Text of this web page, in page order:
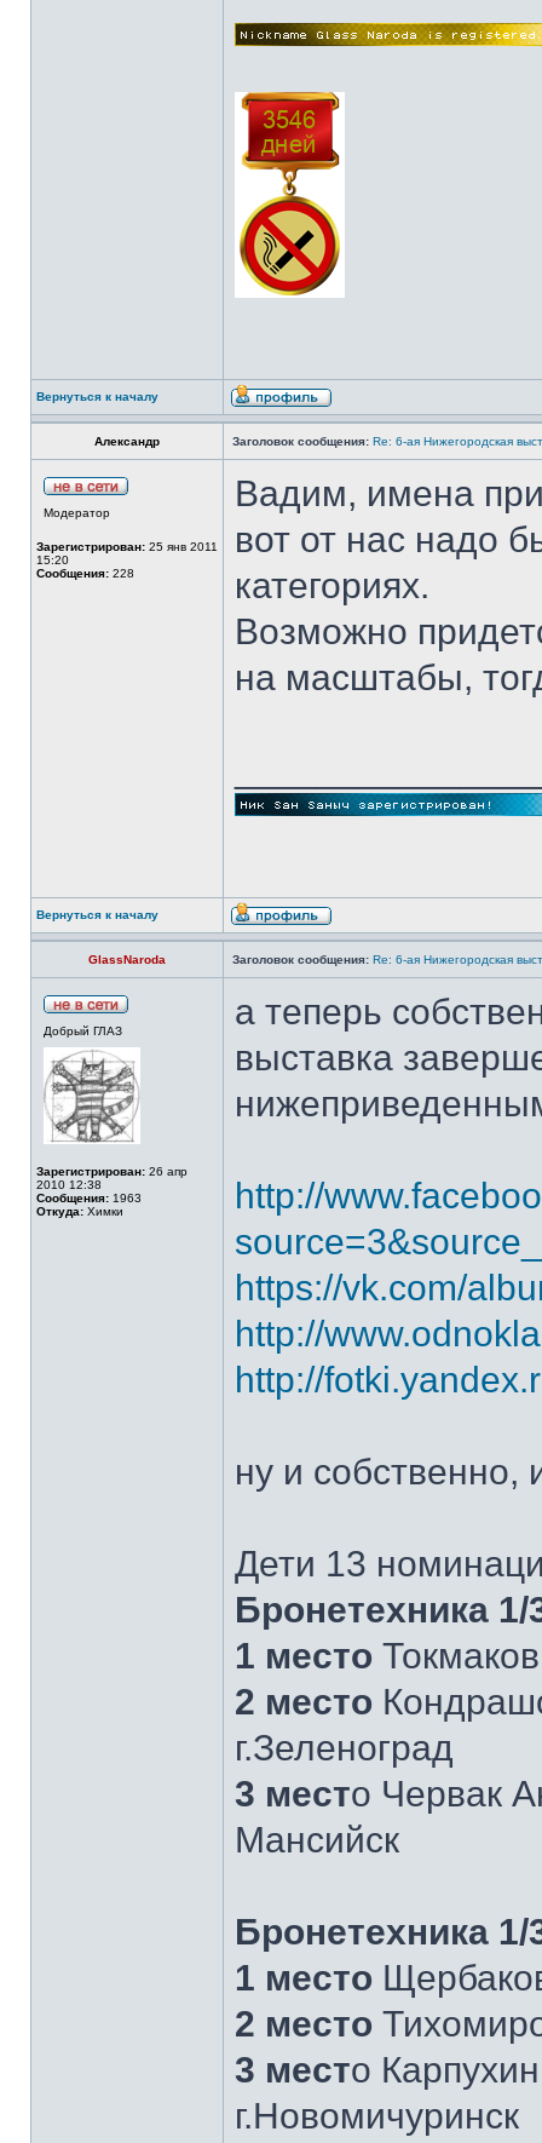
Вернуться к началу
Александр Заголовок сообщения: Re: 6-ая Нижегородская
Модератор
Зарегистрирован: 25 янв 2011
15:20
Сообщения: 228
Вадим, имена
вот от нас надо
категориях.
Возможно
на масштабы,
Вернуться к началу
GlassNaroda Заголовок сообщения: Re: 6-ая Нижегородская
Добрый ГЛАЗ
Зарегистрирован: 26 апр
2010 12:38
Сообщения: 1963
Откуда: Химки
а теперь
выставка
http://
https://vk.com/
http://
http://
ну и
Дети 13
Бронетехника 1/
1 место
2 место
г.Зеленоград
3 место Червак
Мансийск
Бронетехника 1/
1 место
2 место
3 место
г.Новомичуринск